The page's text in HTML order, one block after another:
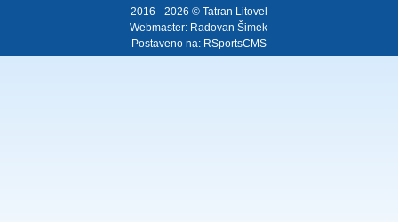
2016 - 2026 © Tatran Litovel
Webmaster: Radovan Šimek
Postaveno na: RSportsCMS